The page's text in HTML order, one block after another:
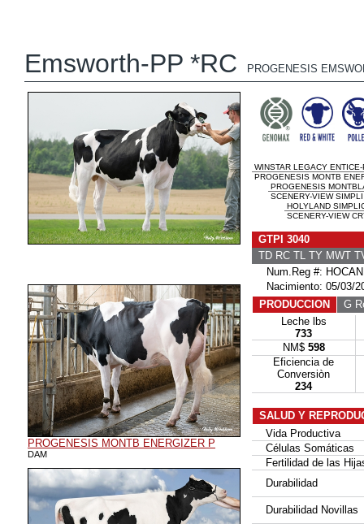
Emsworth-PP *RC PROGENESIS
PROGENESIS MONTB ENERGIZER P
DAM
WINSTAR LEGACY ENTICE-
PROGENESIS MONTB
PROGENESIS
SCENERY-VIEW
HOLYLAND
SCENERY-VIEW
GTPI 3040
TD RC TL TY MWT
Num.Reg #:
Nacimiento: 05/03/
PRODUCCION
G
Leche lbs
733
NM$ 598
Eficiencia de
Conversiòn
234
SALUD Y
Vida Productiva
Células Somáticas
Fertilidad de las
Durabilidad
Durabilidad Novillas